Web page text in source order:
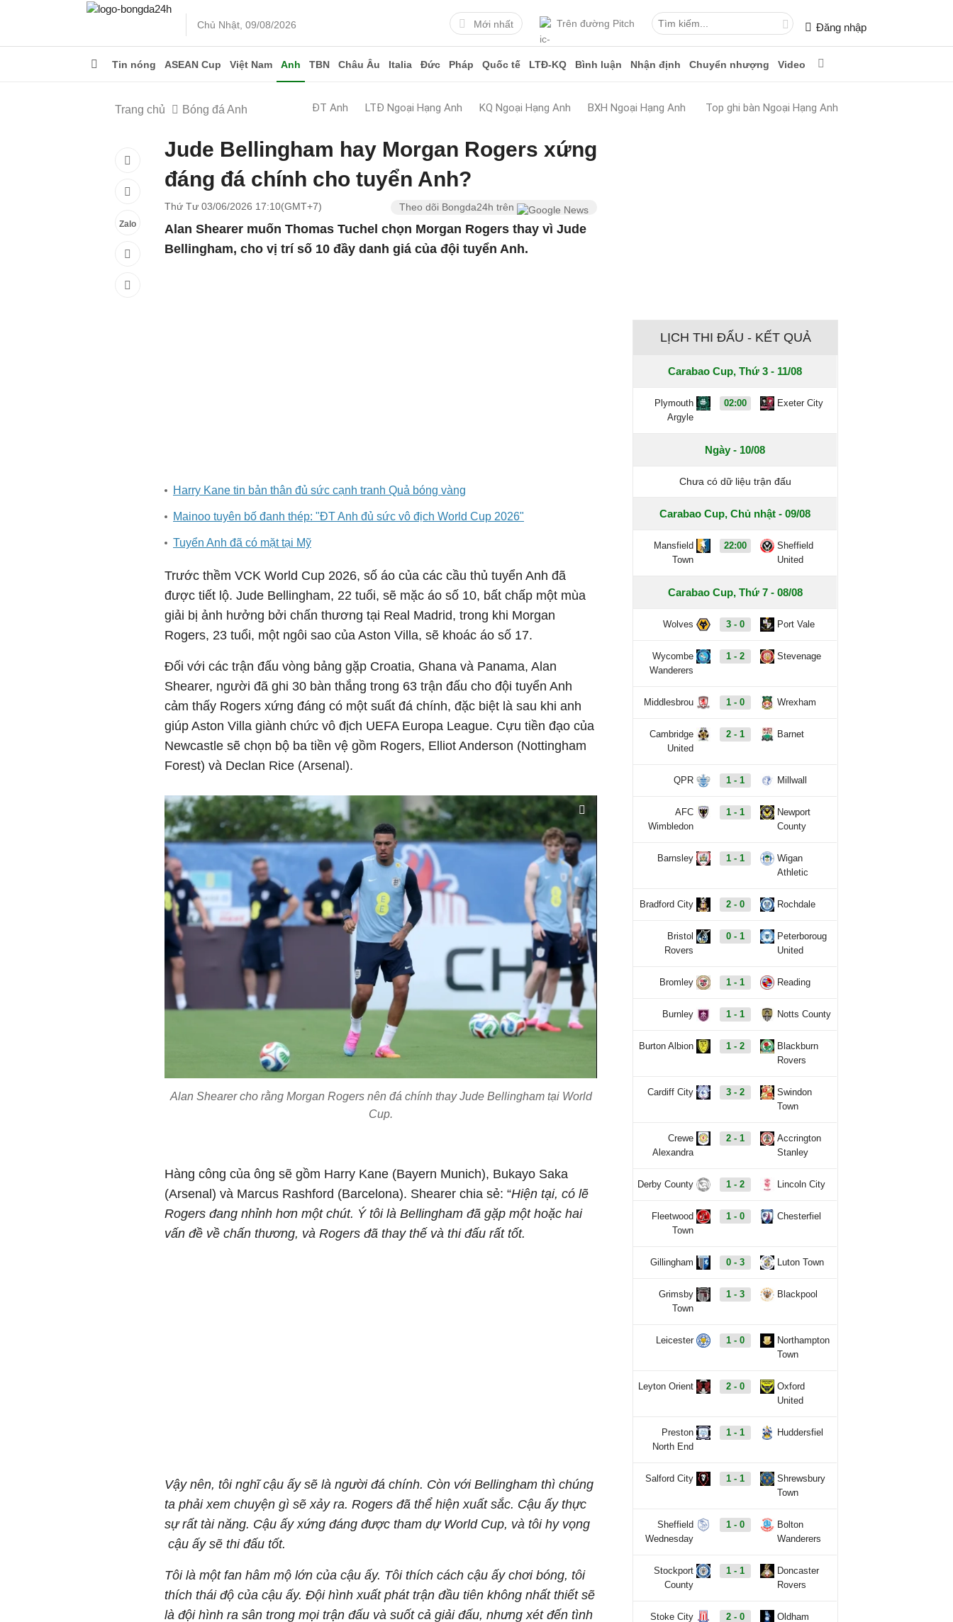
Chủ Nhật, 09/08/2026 Mới nhất Trên đường Pitch Đăng nhập
Tin nóng ASEAN Cup Việt Nam Anh TBN Châu Âu Italia Đức Pháp Quốc tế LTĐ-KQ Bình luận Nhận định Chuyển nhượng Video
Trang chủ Bóng đá Anh ĐT Anh LTĐ Ngoại Hạng Anh KQ Ngoại Hạng Anh BXH Ngoại Hạng Anh Top ghi bàn Ngoại Hạng Anh
Zalo
Jude Bellingham hay Morgan Rogers xứng
đáng đá chính cho tuyển Anh?
Thứ Tư 03/06/2026 17:10(GMT+7) Theo dõi Bongda24h trên
Alan Shearer muốn Thomas Tuchel chọn Morgan Rogers thay vì Jude
Bellingham, cho vị trí số 10 đầy danh giá của đội tuyển Anh.
Harry Kane tin bản thân đủ sức cạnh tranh Quả bóng vàng
Mainoo tuyên bố đanh thép: "ĐT Anh đủ sức vô địch World Cup 2026"
Tuyển Anh đã có mặt tại Mỹ
Trước thềm VCK World Cup 2026, số áo của các cầu thủ tuyển Anh đã
được tiết lộ. Jude Bellingham, 22 tuổi, sẽ mặc áo số 10, bất chấp một mùa
giải bị ảnh hưởng bởi chấn thương tại Real Madrid, trong khi Morgan
Rogers, 23 tuổi, một ngôi sao của Aston Villa, sẽ khoác áo số 17.
Đối với các trận đấu vòng bảng gặp Croatia, Ghana và Panama, Alan
Shearer, người đã ghi 30 bàn thắng trong 63 trận đấu cho đội tuyển Anh
cảm thấy Rogers xứng đáng có một suất đá chính, đặc biệt là sau khi anh
giúp Aston Villa giành chức vô địch UEFA Europa League. Cựu tiền đạo của
Newcastle sẽ chọn bộ ba tiền vệ gồm Rogers, Elliot Anderson (Nottingham
Forest) và Declan Rice (Arsenal).
Alan Shearer cho rằng Morgan Rogers nên đá chính thay Jude Bellingham tại World
Cup.
Hàng công của ông sẽ gồm Harry Kane (Bayern Munich), Bukayo Saka
(Arsenal) và Marcus Rashford (Barcelona). Shearer chia sẻ: “Hiện tại, có lẽ
Rogers đang nhỉnh hơn một chút. Ý tôi là Bellingham đã gặp một hoặc hai
vấn đề về chấn thương, và Rogers đã thay thế và thi đấu rất tốt.
Vậy nên, tôi nghĩ cậu ấy sẽ là người đá chính. Còn với Bellingham thì chúng
ta phải xem chuyện gì sẽ xảy ra. Rogers đã thể hiện xuất sắc. Cậu ấy thực
sự rất tài năng. Cậu ấy xứng đáng được tham dự World Cup, và tôi hy vọng
cậu ấy sẽ thi đấu tốt.
Tôi là một fan hâm mộ lớn của cậu ấy. Tôi thích cách cậu ấy chơi bóng, tôi
thích thái độ của cậu ấy. Đội hình xuất phát trận đầu tiên không nhất thiết sẽ
là đội hình ra sân trong mọi trận đấu và suốt cả giải đấu, nhưng xét đến tình
LỊCH THI ĐẤU - KẾT QUẢ
Carabao Cup, Thứ 3 - 11/08
Plymouth
Argyle
02:00 Exeter City
Ngày - 10/08
Chưa có dữ liệu trận đấu
Carabao Cup, Chủ nhật - 09/08
Mansfield
Town
22:00
Sheffield
United
Carabao Cup, Thứ 7 - 08/08
Wolves 3 - 0 Port Vale
Wycombe
Wanderers
1 - 2 Stevenage
Middlesbrou 1 - 0 Wrexham
Cambridge
United
2 - 1 Barnet
QPR 1 - 1 Millwall
AFC
Wimbledon
1 - 1
Newport
County
Barnsley 1 - 1
Wigan
Athletic
Bradford City 2 - 0 Rochdale
Bristol
Rovers
0 - 1
Peterboroug
United
Bromley 1 - 1 Reading
Burnley 1 - 1 Notts County
Burton Albion 1 - 2
Blackburn
Rovers
Cardiff City 3 - 2
Swindon
Town
Crewe
Alexandra
2 - 1
Accrington
Stanley
Derby County 1 - 2 Lincoln City
Fleetwood
Town
1 - 0 Chesterfiel
Gillingham 0 - 3 Luton Town
Grimsby
Town
1 - 3 Blackpool
Leicester 1 - 0
Northampton
Town
Leyton Orient 2 - 0
Oxford
United
Preston
North End
1 - 1 Huddersfiel
Salford City 1 - 1
Shrewsbury
Town
Sheffield
Wednesday
1 - 0
Bolton
Wanderers
Stockport
County
1 - 1
Doncaster
Rovers
Stoke City 2 - 0
Oldham